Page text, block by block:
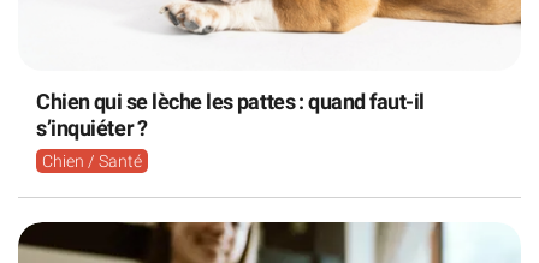
Chien qui se lèche les pattes : quand faut-il
s’inquiéter ?
Chien / Santé